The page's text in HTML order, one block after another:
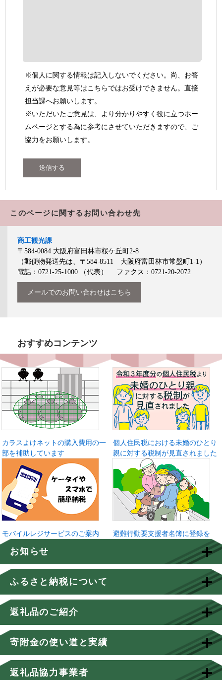
お知らせ
ふるさと納税について
返礼品のご紹介
寄附金の使い道と実績
返礼品協力事業者
※個人に関する情報は記入しないでください。尚、お答
えが必要な意見等はこちらではお受けできません。直接
担当課へお願いします。
※いただいたご意見は、より分かりやすく役に立つホー
ムページとする為に参考にさせていただきますので、ご
協力をお願いします。
このページに関するお問い合わせ先
商工観光課
〒584-0084 大阪府富田林市桜ケ丘町2-8
（郵便物発送先は、〒584-8511 大阪府富田林市常盤町1-1）
電話：0721-25-1000
（代表） ファクス：0721-20-2072
メールでのお問い合わせはこちら
おすすめコンテンツ
カラスよけネットの購入費用の一
部を補助しています
個人住民税における未婚のひとり
親に対する税制が見直されました
モバイルレジサービスのご案内 避難行動要支援者名簿に登録を